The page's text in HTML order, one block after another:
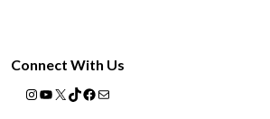
Connect With Us
Instagram
YouTube
X TikTok
Facebook
Mail